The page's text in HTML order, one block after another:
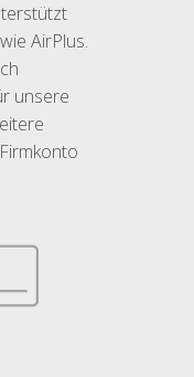
AirPlus.
unsere